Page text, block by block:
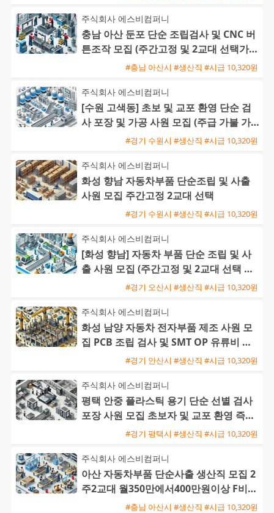
주식회사 에스비컴퍼니
충남 아산 둔포 단순 조립검사 및 CNC 버
튼조작 모집 (주간고정 및 2교대 선택가능
/ 초보 및 교포 가능#충남 아산시 #생산직 #시급 10,320원
주식회사 에스비컴퍼니
[수원 고색동] 초보 및 교포 환영 단순 검
사 포장 및 가공 사원 모집 (주급 가불 가
#경기 수원시 #생산직 #시급 10,320원
주식회사 에스비컴퍼니
화성 향남 자동차부품 단순조립 및 사출
사원 모집 주간고정 2교대 선택
#경기 수원시 #생산직 #시급 10,320원
주식회사 에스비컴퍼니
[화성 향남] 자동차 부품 단순 조립 및 사
출 사원 모집 (주간고정 및 2교대 선택 가
능 / 초보 및 교포#경기 오산시 #생산직 #시급 10,320원
주식회사 에스비컴퍼니
화성 남양 자동차 전자부품 제조 사원 모
집 PCB 조립 검사 및 SMT OP 유류비 지
원 교포 환영#경기 안산시 #생산직 #시급 10,320원
주식회사 에스비컴퍼니
평택 안중 플라스틱 용기 단순 선별 검사
포장 사원 모집 초보자 및 교포 환영 즉시
#경기 평택시 #생산직 #시급 10,320원
주식회사 에스비컴퍼니
아산 자동차부품 단순사출 생산직 모집 2
주2교대 월350만에서400만원이상 F비자
교포가능 즉시출근환영
#충남 아산시 #생산직 #시급 10,320원